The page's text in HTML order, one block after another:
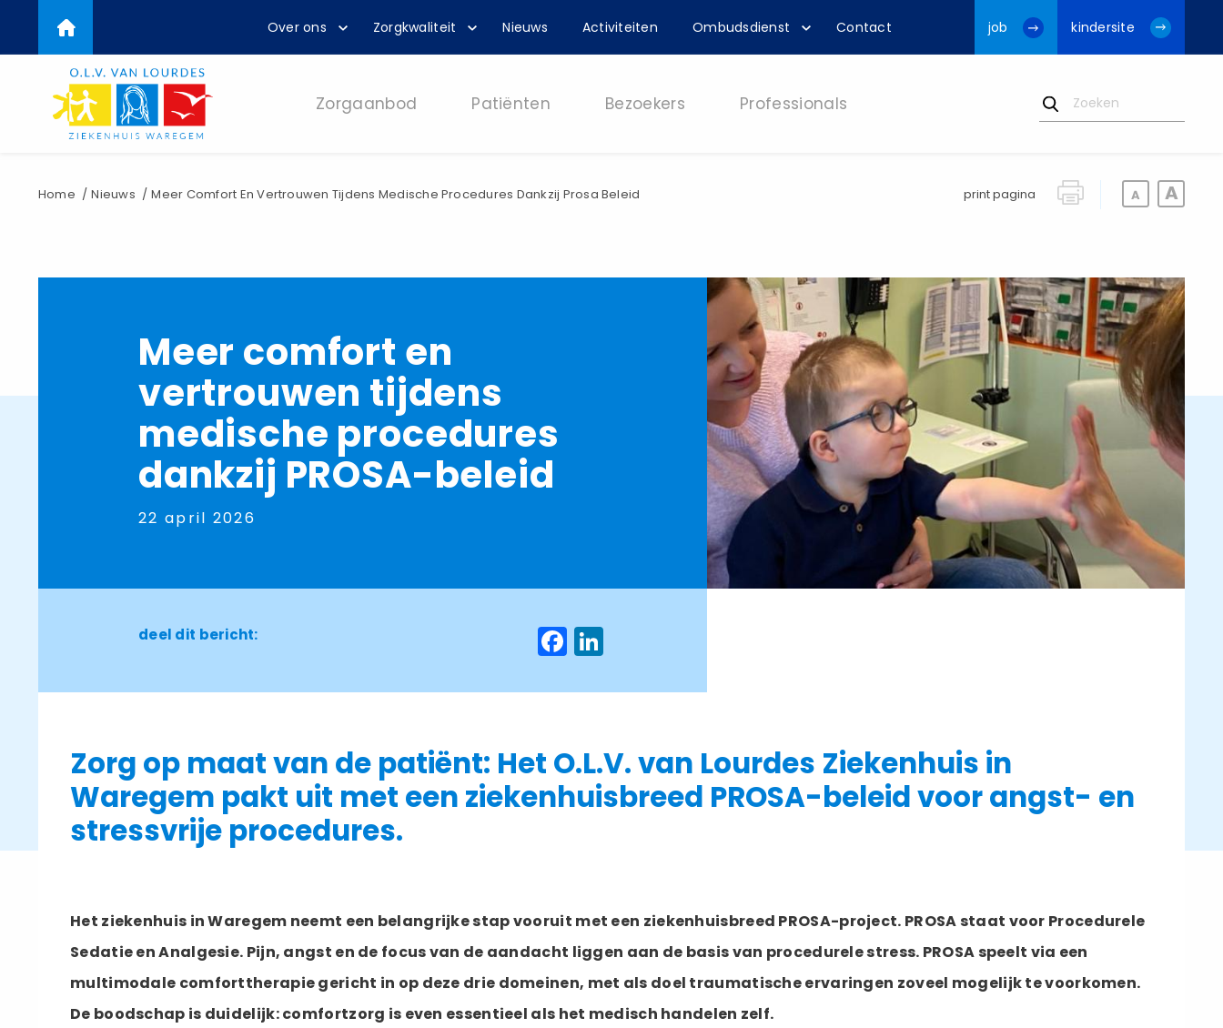
naar
Top
menu
Over ons Zorgkwaliteit Nieuws Activiteiten Ombudsdienst Contact job kindersite
Zorgaanbod Patiënten Bezoekers Professionals
Kruimelpad
Home Nieuws Meer Comfort En Vertrouwen Tijdens Medische Procedures Dankzij Prosa Beleid print pagina
Meer comfort en
vertrouwen tijdens
medische procedures
dankzij PROSA-beleid
22 april 2026
deel dit bericht: Facebook
LinkedIn
Zorg op maat van de patiënt: Het O.L.V. van Lourdes Ziekenhuis in
Waregem pakt uit met een ziekenhuisbreed PROSA-beleid voor angst- en
stressvrije procedures.
Het ziekenhuis in Waregem neemt een belangrijke stap vooruit met een ziekenhuisbreed PROSA-project. PROSA staat voor Procedurele
Sedatie en Analgesie. Pijn, angst en de focus van de aandacht liggen aan de basis van procedurele stress. PROSA speelt via een
multimodale comforttherapie gericht in op deze drie domeinen, met als doel traumatische ervaringen zoveel mogelijk te voorkomen.
De boodschap is duidelijk: comfortzorg is even essentieel als het medisch handelen zelf.